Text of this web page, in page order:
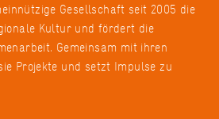
Gesellschaft seit 2005 die
Kultur und fördert die
Gemeinsam mit ihren
Projekte und setzt Impulse zu